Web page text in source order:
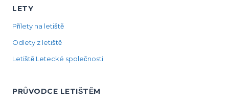
LETY
Přílety na letiště
Odlety z letiště
Letiště Letecké společnosti
PRŮVODCE LETIŠTĚM